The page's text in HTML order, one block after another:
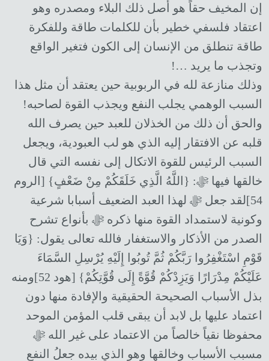
إن المخيف حقاً هو أصل ذلك البلاء ومصدره وهو
اعتقاد فلسفي خطير بأن للكلمات طاقة وللفكرة
طاقة تنطلق من الإنسان إلى الكون فتغير الواقع
وتجذب ما يريد …!
وذلك منازعة لله في الربوبية حين يعتقد أن مثل هذا
السبب الوهمي يجلب النفع ويجذب القوة لصاحبه!
والحق أن ذلك من الخذلان للعبد حين يصرف الله
قلبه عن الافتقار إليه الذي هو لب العبودية، ويجعل
السبب الرئيس للقوة الاتكال إلى نفسه التي قال
خالقها فيها ﷻ: {اللَّهُ الَّذِي خَلَقَكُمْ مِنْ ضَعْفٍ} [الروم
54]لقد جعل ﷻ لهذا العبد الضعيف أسبابا شرعية
وكونية لاستمداد القوة منها ذكره ﷻ بأنواع تشرح
الصدر من الأذكار والاستغفار فالله تعالى يقول: {وَيَا
قَوْمِ اسْتَغْفِرُوا رَبَّكُمْ ثُمَّ تُوبُوا إِلَيْهِ يُرْسِلِ السَّمَاءَ
عَلَيْكُمْ مِدْرَارًا وَيَزِدْكُمْ قُوَّةً إِلَى قُوَّتِكُمْ} [هود 52]ومنه
بذل الأسباب الصحيحة الحقيقية والإفادة منها دون
اعتماد عليها بل لابد أن يبقى قلب المؤمن الموحد
محفوظا نقياً خالصاً من الاعتماد على غير الله ﷻ
مسبب الأسباب وخالقها وهو الذي بيده جعلُ النفع